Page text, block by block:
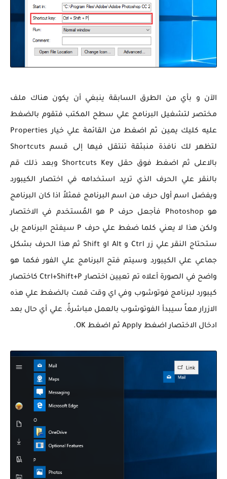
الآن و بأي من الطرق السابقة ينبغي أن يكون هناك ملف
مختصر لتشغيل البرنامج علي سطح المكتب فتقوم بالضغط
عليه كليك يمين ثم اضغط من القائمة علي خيار Properties
لتظهر لك نافذة منبثقة تنتقل فيها إلى قسم Shortcuts
بالاعلى ثم اضغط فوق حقل Shortcuts Key وبعد ذلك قم
بالنقر علي الحرف الذي تريد استخدامه في اختصار الكيبورد
ويفضل اسم أول حرف من اسم البرنامج فمثلاً اذا كان البرنامج
هو Photoshop فأجعل حرف P هو المُستخدم في الاختصار
ولكن هذا لا يعني كلما ضغط علي حرف P سيفتح البرنامج بل
ستحتاج النقر علي زر Ctrl و Alt او Shift ثم هذا الحرف بشكل
جماعي علي الكيبورد وسيتم فتح البرنامج علي الفور فكما هو
واضح في الصورة أعلاه تم تعيين اختصار Ctrl+Shift+P كاختصار
كيبورد لبرنامج فوتوشوب وفي اي وقت قمت بالضغط علي هذه
الازرار معاً سيبدأ الفوتوشوب بالعمل مباشرةً. علي أي حال بعد
ادخال الاختصار اضغط Apply ثم اضغط OK.